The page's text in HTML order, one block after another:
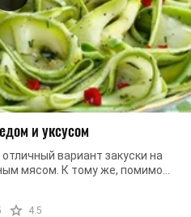
и уксусом
вариант закуски на
мясом. К тому же, помимо
совсем ...
4.5